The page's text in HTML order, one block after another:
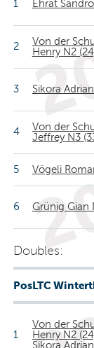
1 Ehrat
2
Von der
Henry N2
3 Sikora
4
Von der
Jeffrey N3
5 Vögeli
6 Grünig Gian
Doubles:
PosLTC
1
Von der
Henry N2
Sikora